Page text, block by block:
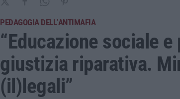
PEDAGOGIA DELL’ANTIMAFIA
“Educazione sociale
giustizia riparativa.
(il)legali”